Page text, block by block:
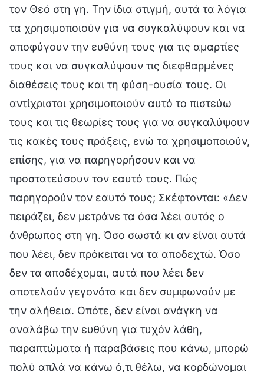
τον Θεό στη γη. Την ίδια στιγμή, αυτά τα λόγια
τα χρησιμοποιούν για να συγκαλύψουν και να
αποφύγουν την ευθύνη τους για τις αμαρτίες
τους και να συγκαλύψουν τις διεφθαρμένες
διαθέσεις τους και τη φύση-ουσία τους. Οι
αντίχριστοι χρησιμοποιούν αυτό το πιστεύω
τους και τις θεωρίες τους για να συγκαλύψουν
τις κακές τους πράξεις, ενώ τα χρησιμοποιούν,
επίσης, για να παρηγορήσουν και να
προστατεύσουν τον εαυτό τους. Πώς
παρηγορούν τον εαυτό τους; Σκέφτονται: «Δεν
πειράζει, δεν μετράνε τα όσα λέει αυτός ο
άνθρωπος στη γη. Όσο σωστά κι αν είναι αυτά
που λέει, δεν πρόκειται να τα αποδεχτώ. Όσο
δεν τα αποδέχομαι, αυτά που λέει δεν
αποτελούν γεγονότα και δεν συμφωνούν με
την αλήθεια. Οπότε, δεν είναι ανάγκη να
αναλάβω την ευθύνη για τυχόν λάθη,
παραπτώματα ή παραβάσεις που κάνω, μπορώ
πολύ απλά να κάνω ό,τι θέλω, να κορδώνομαι